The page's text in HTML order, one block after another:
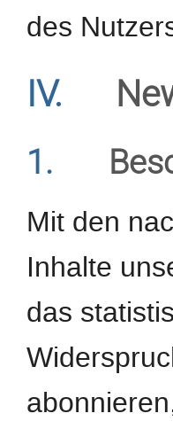
des
IV.
1.
Mit den
Inhalte
das